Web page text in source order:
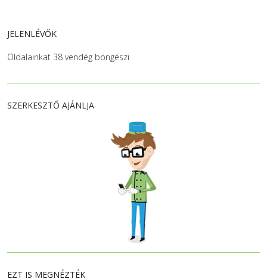
JELENLÉVŐK
Oldalainkat 38 vendég böngészi
SZERKESZTŐ AJÁNLJA
EZT IS MEGNÉZTÉK